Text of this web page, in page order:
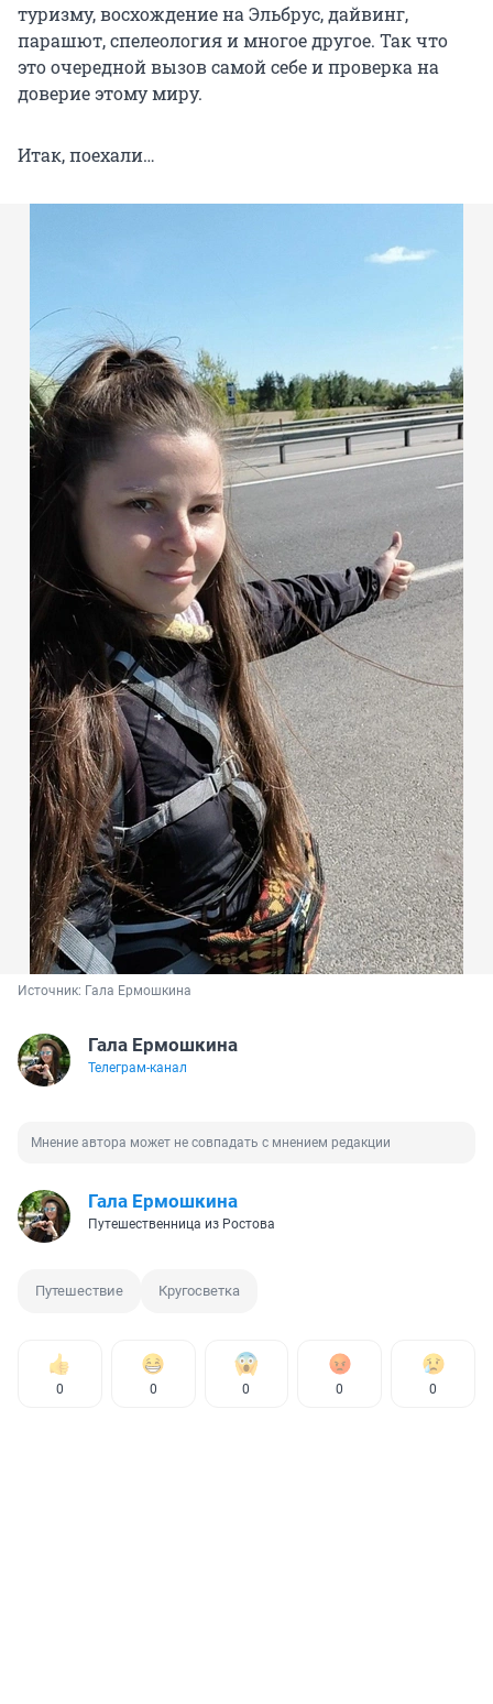
туризму, восхождение на Эльбрус, дайвинг,
парашют, спелеология и многое другое. Так что
это очередной вызов самой себе и проверка на
доверие этому миру.
Итак, поехали…
Источник: Гала Ермошкина
Гала Ермошкина
Телеграм-канал
Мнение автора может не совпадать с мнением редакции
Гала Ермошкина
Путешественница из Ростова
Путешествие Кругосветка
0 0 0 0 0